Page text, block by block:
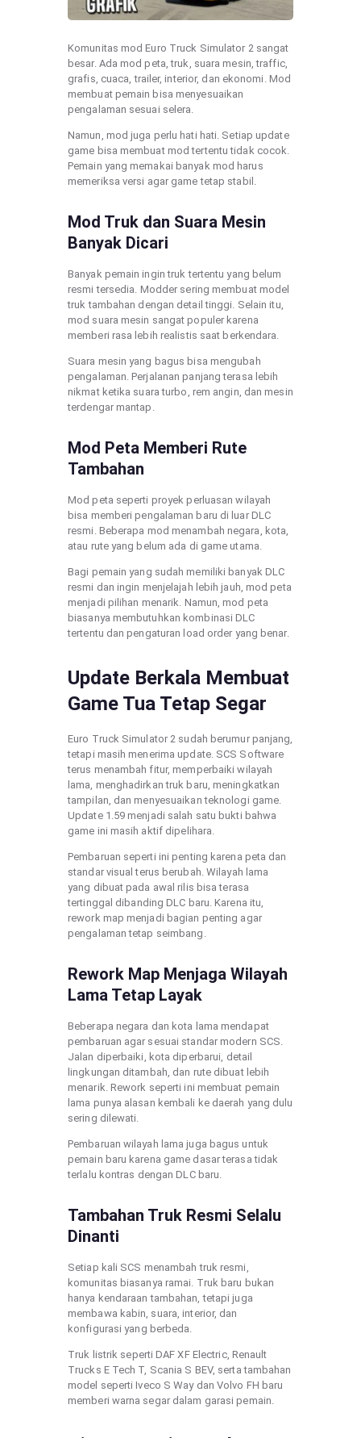
Komunitas mod Euro Truck Simulator 2 sangat
besar. Ada mod peta, truk, suara mesin, traffic,
grafis, cuaca, trailer, interior, dan ekonomi. Mod
membuat pemain bisa menyesuaikan
pengalaman sesuai selera.
Namun, mod juga perlu hati hati. Setiap update
game bisa membuat mod tertentu tidak cocok.
Pemain yang memakai banyak mod harus
memeriksa versi agar game tetap stabil.
Mod Truk dan Suara Mesin
Banyak Dicari
Banyak pemain ingin truk tertentu yang belum
resmi tersedia. Modder sering membuat model
truk tambahan dengan detail tinggi. Selain itu,
mod suara mesin sangat populer karena
memberi rasa lebih realistis saat berkendara.
Suara mesin yang bagus bisa mengubah
pengalaman. Perjalanan panjang terasa lebih
nikmat ketika suara turbo, rem angin, dan mesin
terdengar mantap.
Mod Peta Memberi Rute
Tambahan
Mod peta seperti proyek perluasan wilayah
bisa memberi pengalaman baru di luar DLC
resmi. Beberapa mod menambah negara, kota,
atau rute yang belum ada di game utama.
Bagi pemain yang sudah memiliki banyak DLC
resmi dan ingin menjelajah lebih jauh, mod peta
menjadi pilihan menarik. Namun, mod peta
biasanya membutuhkan kombinasi DLC
tertentu dan pengaturan load order yang benar.
Update Berkala Membuat
Game Tua Tetap Segar
Euro Truck Simulator 2 sudah berumur panjang,
tetapi masih menerima update. SCS Software
terus menambah fitur, memperbaiki wilayah
lama, menghadirkan truk baru, meningkatkan
tampilan, dan menyesuaikan teknologi game.
Update 1.59 menjadi salah satu bukti bahwa
game ini masih aktif dipelihara.
Pembaruan seperti ini penting karena peta dan
standar visual terus berubah. Wilayah lama
yang dibuat pada awal rilis bisa terasa
tertinggal dibanding DLC baru. Karena itu,
rework map menjadi bagian penting agar
pengalaman tetap seimbang.
Rework Map Menjaga Wilayah
Lama Tetap Layak
Beberapa negara dan kota lama mendapat
pembaruan agar sesuai standar modern SCS.
Jalan diperbaiki, kota diperbarui, detail
lingkungan ditambah, dan rute dibuat lebih
menarik. Rework seperti ini membuat pemain
lama punya alasan kembali ke daerah yang dulu
sering dilewati.
Pembaruan wilayah lama juga bagus untuk
pemain baru karena game dasar terasa tidak
terlalu kontras dengan DLC baru.
Tambahan Truk Resmi Selalu
Dinanti
Setiap kali SCS menambah truk resmi,
komunitas biasanya ramai. Truk baru bukan
hanya kendaraan tambahan, tetapi juga
membawa kabin, suara, interior, dan
konfigurasi yang berbeda.
Truk listrik seperti DAF XF Electric, Renault
Trucks E Tech T, Scania S BEV, serta tambahan
model seperti Iveco S Way dan Volvo FH baru
memberi warna segar dalam garasi pemain.